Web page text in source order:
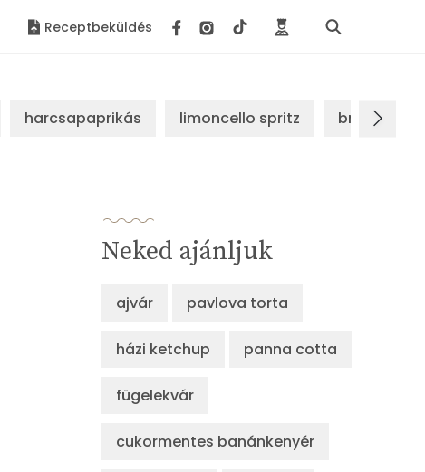
Receptbeküldés
harcsapaprikás limoncello spritz brassói
Neked ajánljuk
ajvár pavlova torta
házi ketchup panna cotta
fügelekvár
cukormentes banánkenyér